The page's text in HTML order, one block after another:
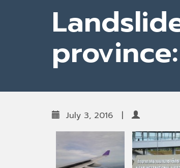
July 3, 2016 |